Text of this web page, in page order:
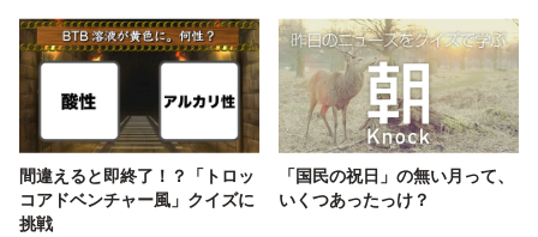
間違えると即終了！？「トロッ
コアドベンチャー風」クイズに
挑戦
「国民の祝日」の無い月って、
いくつあったっけ？